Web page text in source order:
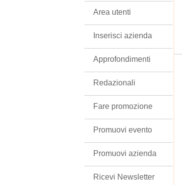
Area utenti
Inserisci azienda
Approfondimenti
Redazionali
Fare promozione
Promuovi evento
Promuovi azienda
Ricevi Newsletter